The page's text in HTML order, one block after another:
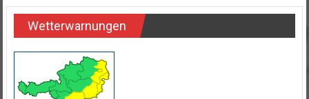
Wetterwarnungen